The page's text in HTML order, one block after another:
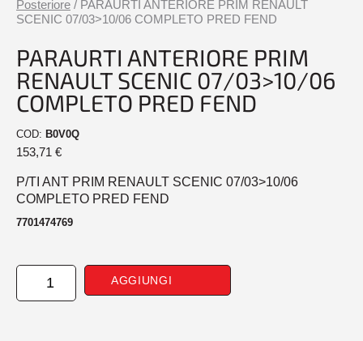
Posteriore / PARAURTI ANTERIORE PRIM RENAULT
SCENIC 07/03>10/06 COMPLETO PRED FEND
PARAURTI ANTERIORE PRIM
RENAULT SCENIC 07/03>10/06
COMPLETO PRED FEND
COD: B0V0Q
153,71 €
P/TI ANT PRIM RENAULT SCENIC 07/03>10/06
COMPLETO PRED FEND
7701474769
PARAURTI
ANTERIORE
AGGIUNGI